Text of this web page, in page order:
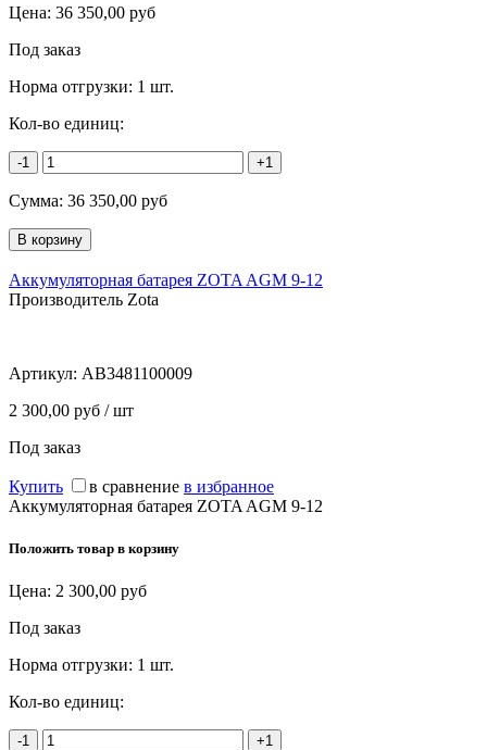
Цена: 36 350,00 руб
Под заказ
Норма отгрузки: 1 шт.
Кол-во единиц:
-1 +1
Сумма: 36 350,00 руб
Аккумуляторная батарея ZOTA AGM 9-12
Производитель Zota
Артикул: AB3481100009
2 300,00 руб / шт
Под заказ
Купить в сравнение в избранное
Аккумуляторная батарея ZOTA AGM 9-12
Положить товар в корзину
Цена: 2 300,00 руб
Под заказ
Норма отгрузки: 1 шт.
Кол-во единиц:
-1 +1